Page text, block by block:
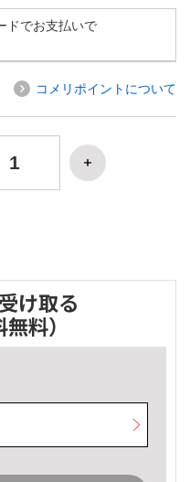
ドでお支払いで
コメリポイントについて
け取る
無料）